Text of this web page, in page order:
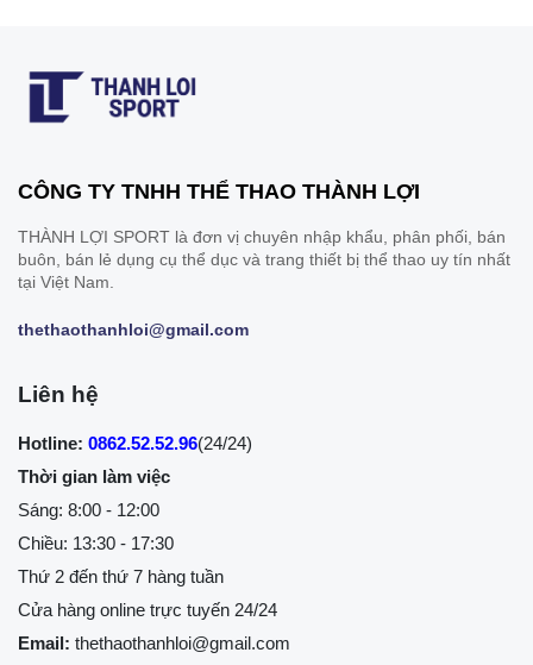
CÔNG TY TNHH THỂ THAO THÀNH LỢI
THÀNH LỢI SPORT là đơn vị chuyên nhập khẩu, phân phối, bán
buôn, bán lẻ dụng cụ thể dục và trang thiết bị thể thao uy tín nhất
tại Việt Nam.
thethaothanhloi@gmail.com
Liên hệ
Hotline: 0862.52.52.96(24/24)
Thời gian làm việc
Sáng: 8:00 - 12:00
Chiều: 13:30 - 17:30
Thứ 2 đến thứ 7 hàng tuần
Cửa hàng online trực tuyến 24/24
Email: thethaothanhloi@gmail.com